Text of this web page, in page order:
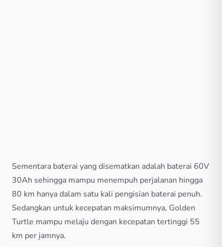
Sementara baterai yang disematkan adalah baterai 60V
30Ah sehingga mampu menempuh perjalanan hingga
80 km hanya dalam satu kali pengisian baterai penuh.
Sedangkan untuk kecepatan maksimumnya, Golden
Turtle mampu melaju dengan kecepatan tertinggi 55
km per jamnya.